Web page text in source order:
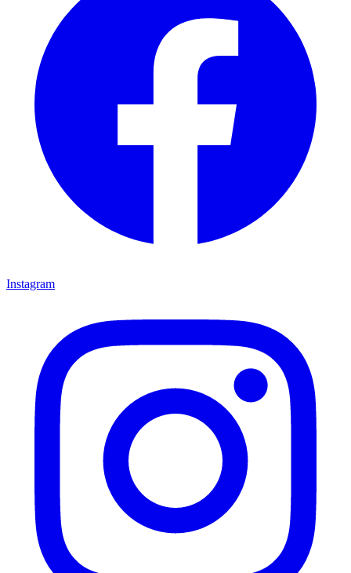
Instagram